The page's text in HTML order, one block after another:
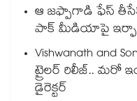
ఆ జఫ్పాగాడి ఫేస్
పాక్ మీడియాపై
Vishwanath and
ట్రైలర్ రిలీజ్.. మరో
డైరెక్టర్